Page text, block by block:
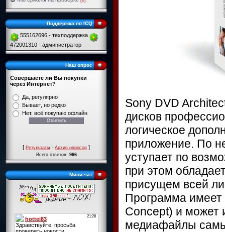
Поддержка по ICQ
555162696 - техподдержка
472001310 - администратор
Наш опрос
Совершаете ли Вы покупки
через Интернет?
Да, регулярно
Бывает, но редко
Нет, всё покупаю офлайн
[Результаты·Архив опросов]
Всего ответов:966
Мини-чат
Sony DVD
дисков
логическое
приложение. По
уступает по
при этом
присущем всей
Программа имеет
Concept) и может
медиафайлы